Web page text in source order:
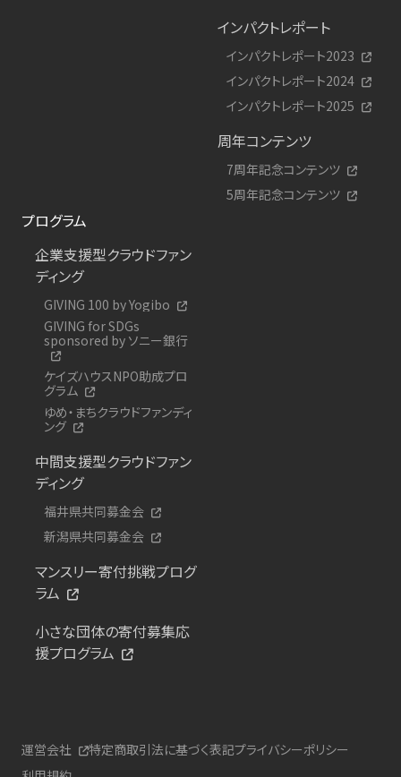
インパクトレポート
インパクトレポート2023
インパクトレポート2024
インパクトレポート2025
周年コンテンツ
7周年記念コンテンツ
5周年記念コンテンツ
プログラム
企業支援型クラウドファン
ディング
GIVING 100 by Yogibo
GIVING for SDGs
sponsored by ソニー銀行
ケイズハウスNPO助成プロ
グラム
ゆめ・まちクラウドファンディ
ング
中間支援型クラウドファン
ディング
福井県共同募金会
新潟県共同募金会
マンスリー寄付挑戦プログ
ラム
小さな団体の寄付募集応
援プログラム
運営会社 特定商取引法に基づく表記プライバシーポリシー